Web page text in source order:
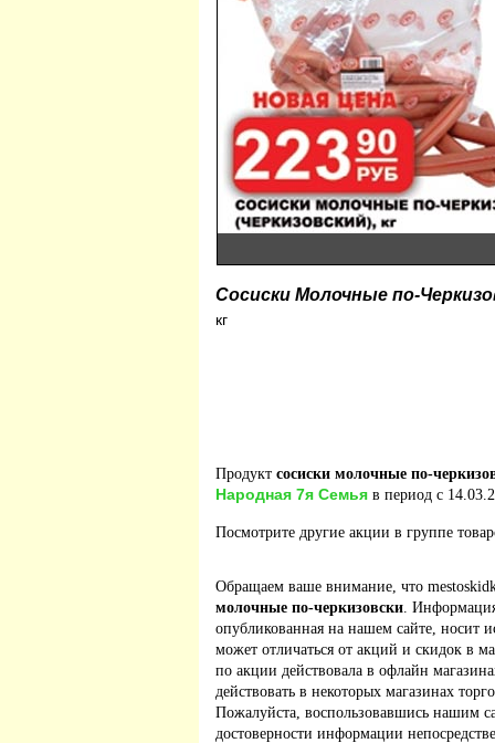
Сосиски Молочные по-
кг
Продукт сосиски молочные по-
Народная 7я Семья в период с
Посмотрите другие акции в группе
Обращаем ваше внимание, что
молочные по-черкизовски.
опубликованная на нашем сайте, носит
может отличаться от акций и скидок в
по акции действовала в офлайн
действовать в некоторых магазинах
Пожалуйста, воспользовавшись нашим
достоверности информации